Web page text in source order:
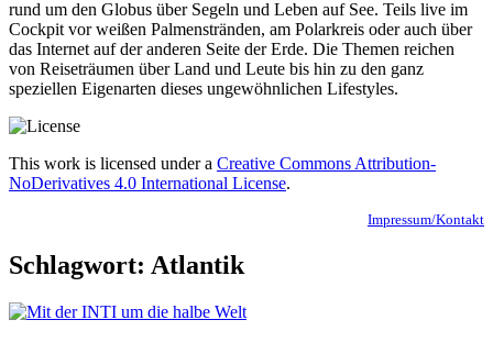
rund um den Globus über Segeln und Leben auf See. Teils live im
Cockpit vor weißen Palmenstränden, am Polarkreis oder auch über
das Internet auf der anderen Seite der Erde. Die Themen reichen
von Reiseträumen über Land und Leute bis hin zu den ganz
speziellen Eigenarten dieses ungewöhnlichen Lifestyles.
This work is licensed under a Creative Commons Attribution-
NoDerivatives 4.0 International License.
Impressum/Kontakt
Schlagwort: Atlantik